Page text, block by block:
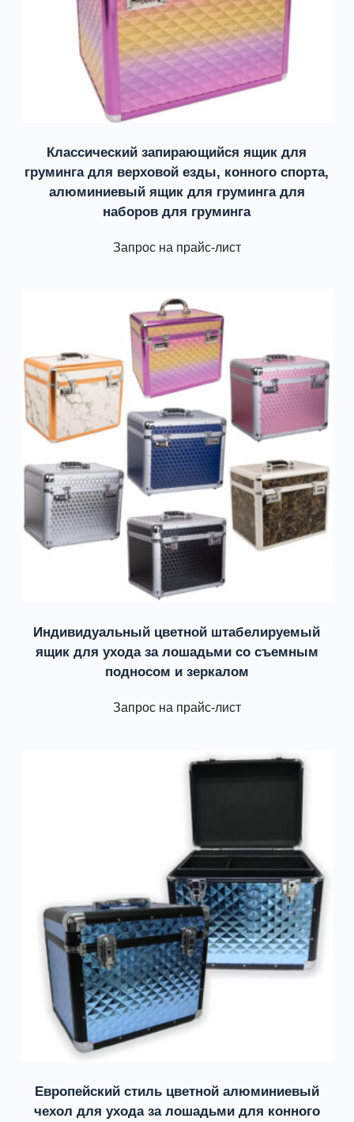
Классический запирающийся ящик для
груминга для верховой езды, конного спорта,
алюминиевый ящик для груминга для
наборов для груминга
Запрос на прайс-лист
Индивидуальный цветной штабелируемый
ящик для ухода за лошадьми со съемным
подносом и зеркалом
Запрос на прайс-лист
Европейский стиль цветной алюминиевый
чехол для ухода за лошадьми для конного